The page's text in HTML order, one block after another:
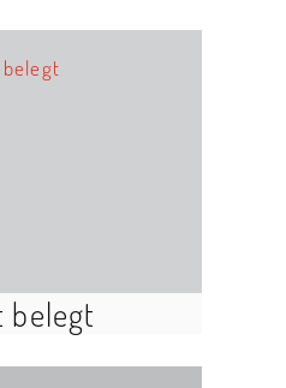
belegt